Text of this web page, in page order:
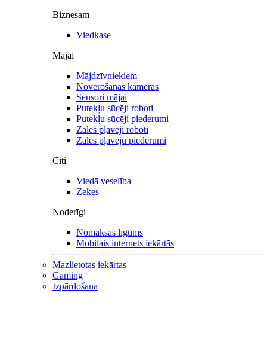
Biznesam
Viedkase
Mājai
Mājdzīvniekiem
Novērošanas kameras
Sensori mājai
Putekļu sūcēji roboti
Putekļu sūcēji piederumi
Zāles pļāvēji roboti
Zāles pļāvēju piederumi
Citi
Viedā veselība
Zeķes
Noderīgi
Nomaksas līgums
Mobilais internets iekārtās
Mazlietotas iekārtas
Gaming
Izpārdošana